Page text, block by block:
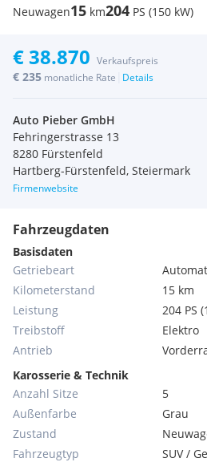
Neuwagen15 km204 PS (150 kW)
€ 38.870 Verkaufspreis
€ 235 monatliche Rate Details
Auto Pieber GmbH
Fehringerstrasse 13
8280 Fürstenfeld
Hartberg-Fürstenfeld, Steiermark
Firmenwebsite
Fahrzeugdaten
Basisdaten
Getriebeart
Kilometerstand
15 km
Leistung
204 PS
Treibstoff
Elektro
Antrieb
Karosserie & Technik
Anzahl Sitze
5
Außenfarbe
Grau
Zustand
Fahrzeugtyp
SUV /